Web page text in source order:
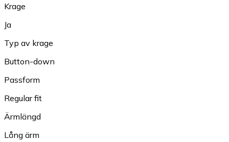
Krage
Ja
Typ av krage
Button-down
Passform
Regular fit
Ärmlängd
Lång ärm